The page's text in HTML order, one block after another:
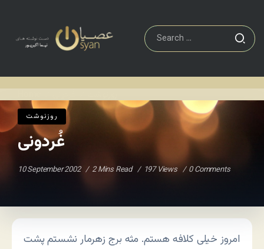
روزنوشت
غُردونی
10 September 2002 2 Mins Read 197 Views 0 Comments
امروز خیلی کلافه هستم. مثه برج زهرمار نشستم پشت